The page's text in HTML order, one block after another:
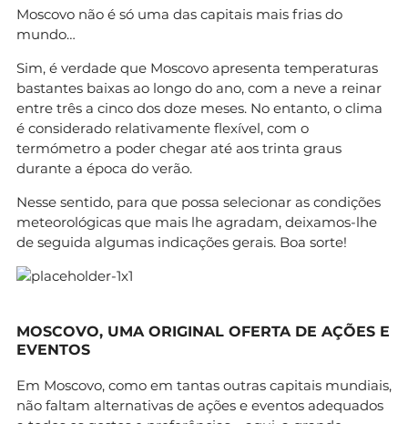
Moscovo não é só uma das capitais mais frias do
mundo…
Sim, é verdade que Moscovo apresenta temperaturas
bastantes baixas ao longo do ano, com a neve a reinar
entre três a cinco dos doze meses. No entanto, o clima
é considerado relativamente flexível, com o
termómetro a poder chegar até aos trinta graus
durante a época do verão.
Nesse sentido, para que possa selecionar as condições
meteorológicas que mais lhe agradam, deixamos-lhe
de seguida algumas indicações gerais. Boa sorte!
MOSCOVO, UMA ORIGINAL OFERTA DE AÇÕES E
EVENTOS
Em Moscovo, como em tantas outras capitais mundiais,
não faltam alternativas de ações e eventos adequados